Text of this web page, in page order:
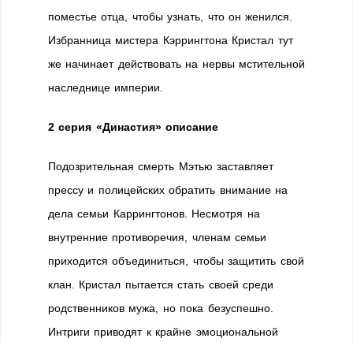
поместье отца, чтобы узнать, что он женился.
Избранница мистера Кэррингтона Кристал тут
же начинает действовать на нервы мстительной
наследнице империи.
2 серия «Династия» описание
Подозрительная смерть Мэтью заставляет
прессу и полицейских обратить внимание на
дела семьи Каррингтонов. Несмотря на
внутренние противоречия, членам семьи
приходится объединиться, чтобы защитить свой
клан. Кристал пытается стать своей среди
родственников мужа, но пока безуспешно.
Интриги приводят к крайне эмоциональной